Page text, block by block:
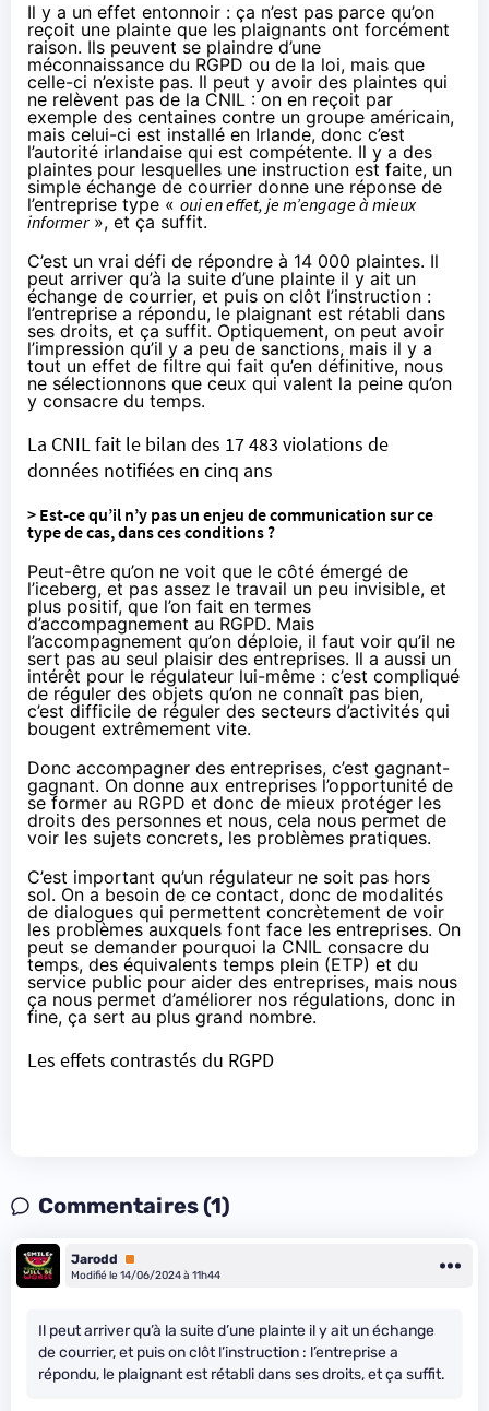
Il y a un effet entonnoir : ça n’est pas parce qu’on
reçoit une plainte que les plaignants ont forcément
raison. Ils peuvent se plaindre d’une
méconnaissance du RGPD ou de la loi, mais que
celle-ci n’existe pas. Il peut y avoir des plaintes qui
ne relèvent pas de la CNIL : on en reçoit par
exemple des centaines contre un groupe américain,
mais celui-ci est installé en Irlande, donc c’est
l’autorité irlandaise qui est compétente. Il y a des
plaintes pour lesquelles une instruction est faite, un
simple échange de courrier donne une réponse de
l’entreprise type « oui en effet, je m’engage à mieux
informer», et ça suffit.
C’est un vrai défi de répondre à 14 000 plaintes. Il
peut arriver qu’à la suite d’une plainte il y ait un
échange de courrier, et puis on clôt l’instruction :
l’entreprise a répondu, le plaignant est rétabli dans
ses droits, et ça suffit. Optiquement, on peut avoir
l’impression qu’il y a peu de sanctions, mais il y a
tout un effet de filtre qui fait qu’en définitive, nous
ne sélectionnons que ceux qui valent la peine qu’on
y consacre du temps.
La CNIL fait le bilan des 17 483 violations de
données notifiées en cinq ans
> Est-ce qu’il n’y pas un enjeu de communication sur ce
type de cas, dans ces conditions ?
Peut-être qu’on ne voit que le côté émergé de
l’iceberg, et pas assez le travail un peu invisible, et
plus positif, que l’on fait en termes
d’accompagnement au RGPD. Mais
l’accompagnement qu’on déploie, il faut voir qu’il ne
sert pas au seul plaisir des entreprises. Il a aussi un
intérêt pour le régulateur lui-même : c’est compliqué
de réguler des objets qu’on ne connaît pas bien,
c’est difficile de réguler des secteurs d’activités qui
bougent extrêmement vite.
Donc accompagner des entreprises, c’est gagnant-
gagnant. On donne aux entreprises l’opportunité de
se former au RGPD et donc de mieux protéger les
droits des personnes et nous, cela nous permet de
voir les sujets concrets, les problèmes pratiques.
C’est important qu’un régulateur ne soit pas hors
sol. On a besoin de ce contact, donc de modalités
de dialogues qui permettent concrètement de voir
les problèmes auxquels font face les entreprises. On
peut se demander pourquoi la CNIL consacre du
temps, des équivalents temps plein (ETP) et du
service public pour aider des entreprises, mais nous
ça nous permet d’améliorer nos régulations, donc in
fine, ça sert au plus grand nombre.
Les effets contrastés du RGPD
Commentaires (1)
Jarodd
Premium
Modifié le 14/06/2024 à 11h44
Il peut arriver qu’à la suite d’une plainte il y ait un échange
de courrier, et puis on clôt l’instruction : l’entreprise a
répondu, le plaignant est rétabli dans ses droits, et ça suffit.